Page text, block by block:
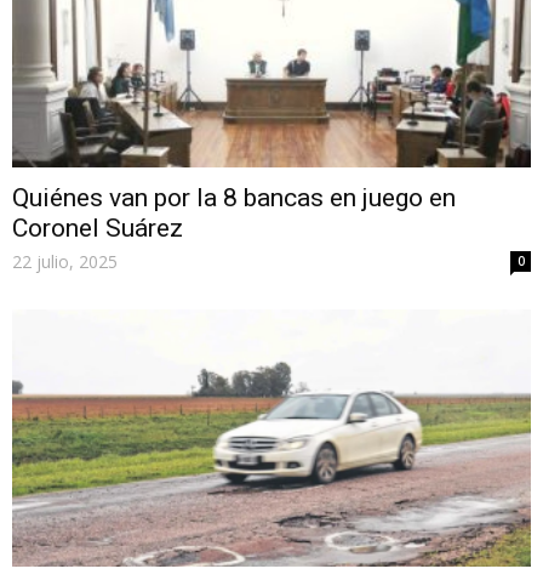
Quiénes van por la 8 bancas en juego en
Coronel Suárez
22 julio, 2025 0